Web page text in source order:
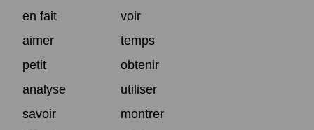
en fait
voir
aimer
temps
petit
obtenir
analyse
utiliser
savoir
montrer